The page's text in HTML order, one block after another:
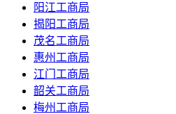
阳江工商局
揭阳工商局
茂名工商局
惠州工商局
江门工商局
韶关工商局
梅州工商局